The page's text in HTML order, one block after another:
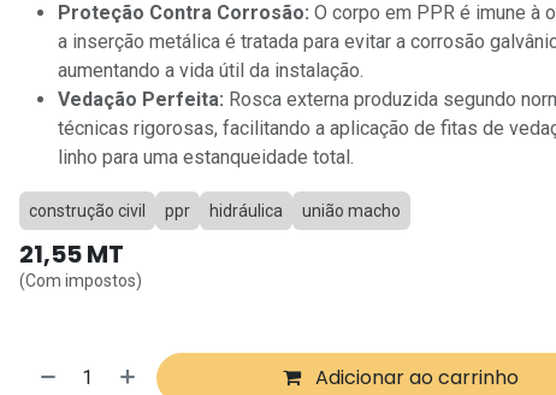
Proteção Contra Corrosão: O corpo em PPR é imune à
a inserção metálica é tratada para evitar a corrosão
aumentando a vida útil da instalação.
Vedação Perfeita: Rosca externa produzida segundo
técnicas rigorosas, facilitando a aplicação de fitas de
linho para uma estanqueidade total.
construção civil ppr hidráulica união macho
21,55MT
(Com impostos)
Adicionar ao carrinho